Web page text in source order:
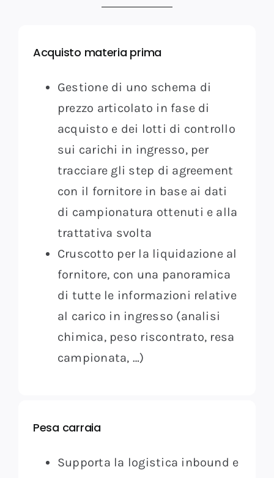
Acquisto materia prima
Gestione di uno schema di
prezzo articolato in fase di
acquisto e dei lotti di controllo
sui carichi in ingresso, per
tracciare gli step di agreement
con il fornitore in base ai dati
di campionatura ottenuti e alla
trattativa svolta
Cruscotto per la liquidazione al
fornitore, con una panoramica
di tutte le informazioni relative
al carico in ingresso (analisi
chimica, peso riscontrato, resa
campionata, …)
Pesa carraia
Supporta la logistica inbound e